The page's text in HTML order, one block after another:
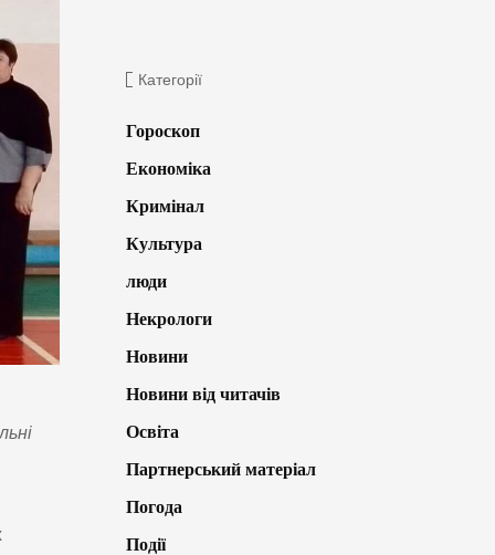
Категорії
Гороскоп
Економіка
Кримінал
Культура
люди
Некрологи
Новини
Новини від читачів
Освіта
Партнерський матеріал
Погода
Події